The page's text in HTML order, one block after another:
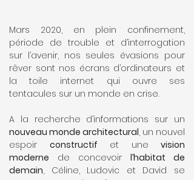
Mars 2020, en plein confinement,
période de trouble et d’interrogation
sur l’avenir, nos seules évasions pour
rêver sont nos écrans d’ordinateurs et
la toile internet qui ouvre ses
tentacules sur un monde en crise.
A la recherche d’informations sur un
nouveau monde architectural, un nouvel
espoir constructif et une vision
moderne de concevoir l’habitat de
demain, Céline, Ludovic et David se